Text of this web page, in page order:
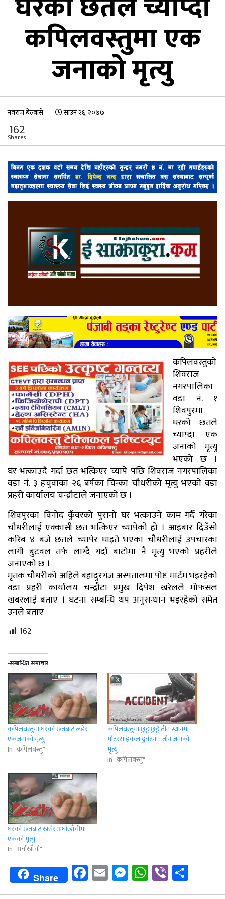
कपिलवस्तुमा एक
जनाको मृत्यु
नवराज बेल्बासे साउन २६, २०७७
162
Shares
कपिलवस्तुको
शिवराज
नगरपालिका
वडा नं. १
शिवपुरमा
घरको छतले
च्याप्दा एक
जनाको मृत्यु
भएको छ ।
घर भत्काउदै गर्दा छत भत्किएर च्यापे पछि शिवराज नगरपालिका
वडा नं. ३ हचुवाका २६ बर्षका चिन्का चौधरीको मृत्यु भएको वडा
प्रहरी कार्यालय चन्द्रौटाले जनाएको छ ।
शिवपुरका विनोद कुँवरको पुरानो घर भत्काउने काम गर्दै गरेका
चौधरीलाई एक्कासी छत भत्किएर च्यापेको हो । आइबार दिउँसो
करिब ४ बजे छतले च्यापेर घाइते भएका चौधरीलाई उपचारका
लागी बुटवल तर्फ लाग्दै गर्दा बाटोमा नै मृत्यु भएको प्रहरीले
जनाएको छ ।
मृतक चौधरीको अहिले बहादुरगंज अस्पतालमा पोष्ट मार्टम भइरहेको
वडा प्रहरी कार्यालय चन्द्रौटा प्रमुख दिपेश खरेलले मोफसल
खबरलाई बताए । घटना सम्बन्धि थप अनुसन्धान भइरहेको समेत
उनले बताए
162
-सम्बन्धित समाचार
कपिलवस्तुमा घरको छतबाट लडेर
एकजनाको मृत्यु
In "कपिलबस्तु"
कपिलवस्तुमा छुट्टाछुट्टै तीन स्थानमा
मोटरसाइकल दुर्घटना : तीन जनाको
मृत्यु
In "कपिलबस्तु"
घरकाे छतबाट खसेर अर्घाखाँचीमा
एककाे मृत्यु
In "अर्घाखाँची"
Share Facebook
EmailMessenger
WhatsApp
Viber